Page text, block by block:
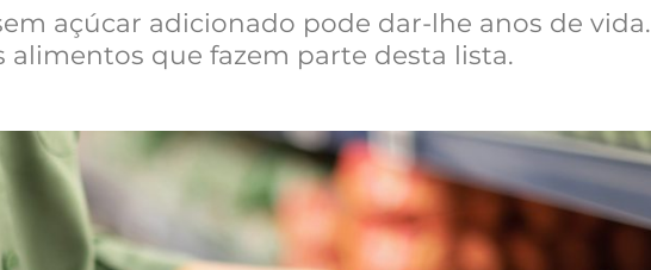
açúcar adicionado pode dar-lhe anos de vida.
alimentos que fazem parte desta lista.